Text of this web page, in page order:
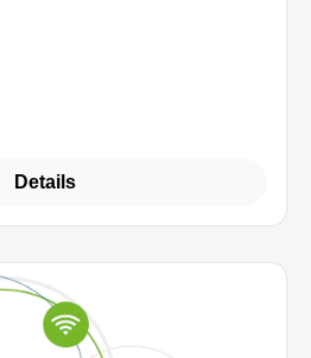
Details